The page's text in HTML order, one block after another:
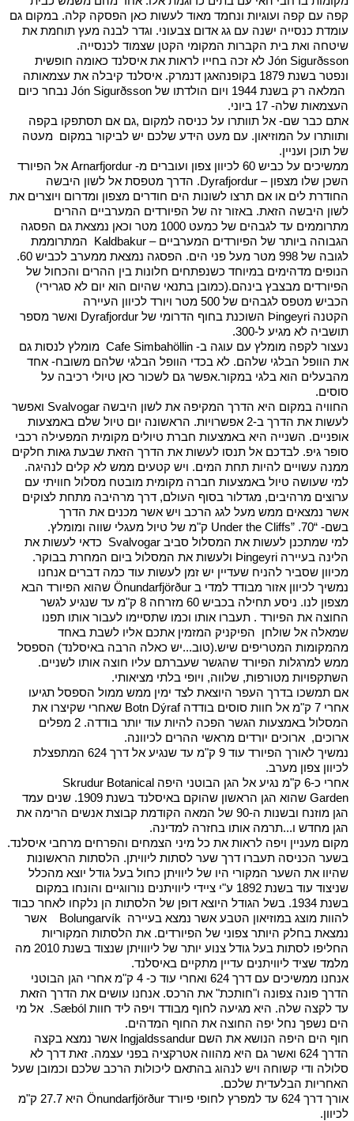
קפה עם קפה ועוגיות ונחמד מאוד לעשות כאן הפסקה קלה. במקום גם
עומדת כנסייה ישנה עם גג אדום צבעוני. וגדר לבנה מעץ תוחמת את
שיטחה ואת בית הקברות המקומי הקטן שצמוד לכנסייה.
Jón Sigurðsson לא זכה בחייו לראות את איסלנד כאומה חופשית
ונפטר בשנת 1879 בקופנהאגן דנמרק. איסלנד קיבלה את עצמאותה
המלאה רק בשנת 1944 ויום הולדתו של Jón Sigurðsson נבחר כיום
העצמאות שלה- 17 ביוני.
אתם כבר שם- אל תוותרו על כניסה למקום ,גם אם תסתפקו בקפה
ותוותרו על המוזיאון. עם מעט הידע שלכם יש לביקור במקום מעטה
של תוכן ועניין.
ממשיכים על כביש 60 לכיוון צפון ועוברים מ- Arnarfjordur אל הפיורד
השכן שלו מצפון – Dyrafjordur. הדרך מטפסת אל לשון היבשה
החודרת לים או אם תרצו לשונות הים חודרים מצפון ומדרום ויוצרים את
לשון היבשה הזאת. באזור זה של הפיורדים המערביים ההרים
מתרוממים עד לגבהים של כמעט 1000 מטר וכאן נמצאת גם הפסגה
הגבוהה ביותר של הפיורדים המערביים – Kaldbakur המתרוממת
לגובה של 998 מטר מעל פני הים. הפסגה נמצאת ממערב לכביש 60.
הנופים מדהימים במיוחד כשנפתחים חלונות בין ההרים והכחול של
הפיורדים מבצבץ בינהם.(כמובן בתנאי שהיום הוא יום לא סגרירי)
הכביש מטפס לגבהים של 500 מטר ויורד לכיוון העיירה
הקטנה Þingeyri השוכנת בחוף הדרומי של Dyrafjordur ואשר מספר
תושביה לא מגיע ל-300.
נעצור לקפה מומלץ עם עוגה ב- Cafe Simbahöllin מומלץ לנסות גם
את הוופל הבלגי שלהם. לא בכדי הוופל הבלגי שלהם משובח- אחד
מהבעלים הוא בלגי במקור.אפשר גם לשכור כאן טיולי רכיבה על
סוסים.
החוויה במקום היא הדרך המקיפה את לשון היבשה Svalvogar ואפשר
לעשות את הדרך ב-2 אפשרויות. הראשונה יום טיול שלם באמצעות
אופניים. השנייה היא באמצעות חברת טיולים מקומית המפעילה רכבי
סופר גיפ. לבדכם אל תנסו לעשות את הדרך הזאת שבעת גאות חלקים
ממנה עשויים להיות תחת המים. ויש קטעים ממש לא קלים לנהיגה.
למי שעושה טיול באמצעות חברה מקומית מובטח מסלול חוויתי עם
ערוצים מרהיבים, מגדלור בסוף העולם, דרך מרהיבה מתחת לצוקים
אשר נמצאים ממש מעל לגג הרכב ויש אשר מכנים את הדרך
בשם- “Under the Cliffs” .70 ק"מ של טיול מעגלי שווה ומומלץ.
למי שמתכנן לעשות את המסלול סביב Svalvogar כדאי לעשות את
הלינה בעיירה Þingeyri ולעשות את המסלול ביום המחרת בבוקר.
מכיוון שסביר להניח שעדיין יש זמן לעשות עוד כמה דברים אנחנו
נמשיך לכיוון אזור מבודד למדי ב Önundarfjörður שהוא הפיורד הבא
מצפון לנו. ניסע תחילה בכביש 60 מזרחה 8 ק"מ עד שנגיע לגשר
החוצה את הפיורד . תעברו אותו וכמו שתסיימו לעבור אותו תפנו
שמאלה אל שולחן הפיקניק המזמין אתכם אליו לשבת באחד
מהמקומות המטריפים שיש.(טוב...יש כאלה הרבה באיסלנד) הספסל
ממש למרגלות הפיורד שהגשר שעברתם עליו חוצה אותו לשניים.
השתקפויות מטורפות, שלווה, ויופי בלתי מציאותי.
אם תמשכו בדרך העפר היוצאת לצד ימין ממש ממול הספסל תגיעו
אחרי 7 ק"מ אל חוות סוסים בודדה Botn Dýraf שאחרי שקיצרו את
המסלול באמצעות הגשר הפכה להיות עוד יותר בודדה. 2 מפלים
ארוכים, ארוכים יורדים מראשי ההרים לכיוונה.
נמשיך לאורך הפיורד עוד 9 ק"מ עד שנגיע אל דרך 624 המתפצלת
לכיוון צפון מערב.
אחרי כ-6 ק"מ נגיע אל הגן הבוטני היפה Skrudur Botanical
Garden שהוא הגן הראשון שהוקם באיסלנד בשנת 1909. שנים עמד
הגן מוזנח ובשנות ה-90 של המאה הקודמת קבוצת אנשים הרימה את
הגן מחדש ו...תרמה אותו בחזרה למדינה.
מקום מעניין ויפה לראות את כל מיני הצמחים והפרחים מרחבי איסלנד.
בשער הכניסה תעברו דרך שער לסתות ליוויתן. הלסתות הראשונות
שהיוו את השער המקורי היו של ליוויתן כחול בעל גודל יוצא מהכלל
שניצוד עוד בשנת 1892 ע"י ציידי ליוויתנים נורווגיים והונחו במקום
בשנת 1934. בשל הגודל היוצא דופן של הלסתות הן נלקחו לאחר כבוד
להוות מוצג במוזיאון הטבע אשר נמצא בעיירה Bolungarvík אשר
נמצאת בחלק היותר צפוני של הפיורדים. את הלסתות המקוריות
החליפו לסתות בעל גודל צנוע יותר של ליווויתן שנצוד בשנת 2010 מה
מלמד שציד ליוויתנים עדיין מתקיים באיסלנד.
אנחנו ממשיכים עם דרך 624 ואחרי עוד כ- 4 ק"מ אחרי הגן הבוטני
הדרך פונה צפונה ו"חותכת" את הרכס. אנחנו עושים את הדרך הזאת
עד לקצה שלה. היא מגיעה לחוף מבודד ויפה ליד חוות Sæból. אל מי
הים נשפך נחל יפה החוצה את החוף המדהים.
חוף הים היפה הנושא את השם Ingjaldssandur אשר נמצא בקצה
הדרך 624 ואשר גם היא מהווה אטרקציה בפני עצמה. זאת דרך לא
סלולה ודי קשוחה ויש לנהוג בהתאם ליכולות הרכב שלכם וכמובן שעל
האחריות הבלעדית שלכם.
אורך דרך 624 עד למפרץ לחופי פיורד Önundarfjörður היא 27.7 ק"מ
לכיוון.